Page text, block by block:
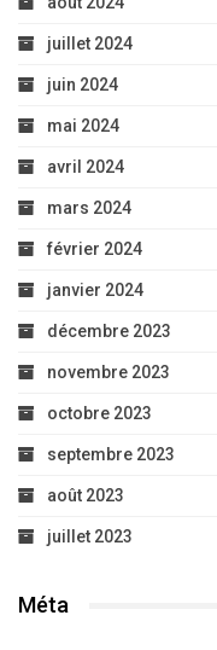
juillet 2024
juin 2024
mai 2024
avril 2024
mars 2024
février 2024
janvier 2024
décembre 2023
novembre 2023
octobre 2023
septembre 2023
août 2023
juillet 2023
Méta